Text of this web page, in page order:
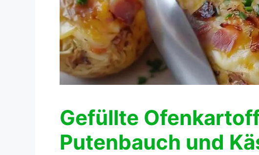
Gefüllte
Putenbauch und